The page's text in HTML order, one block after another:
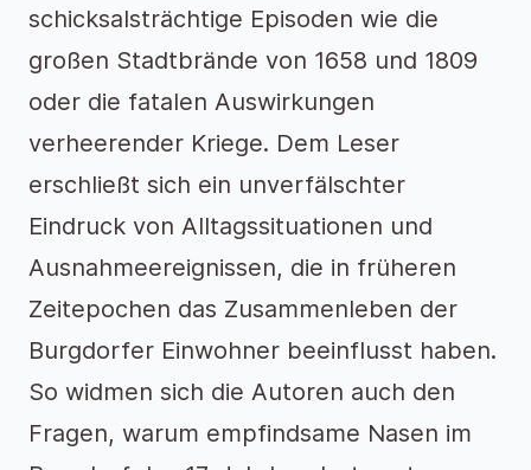
schicksalsträchtige Episoden wie die
großen Stadtbrände von 1658 und 1809
oder die fatalen Auswirkungen
verheerender Kriege. Dem Leser
erschließt sich ein unverfälschter
Eindruck von Alltagssituationen und
Ausnahmeereignissen, die in früheren
Zeitepochen das Zusammenleben der
Burgdorfer Einwohner beeinflusst haben.
So widmen sich die Autoren auch den
Fragen, warum empfindsame Nasen im